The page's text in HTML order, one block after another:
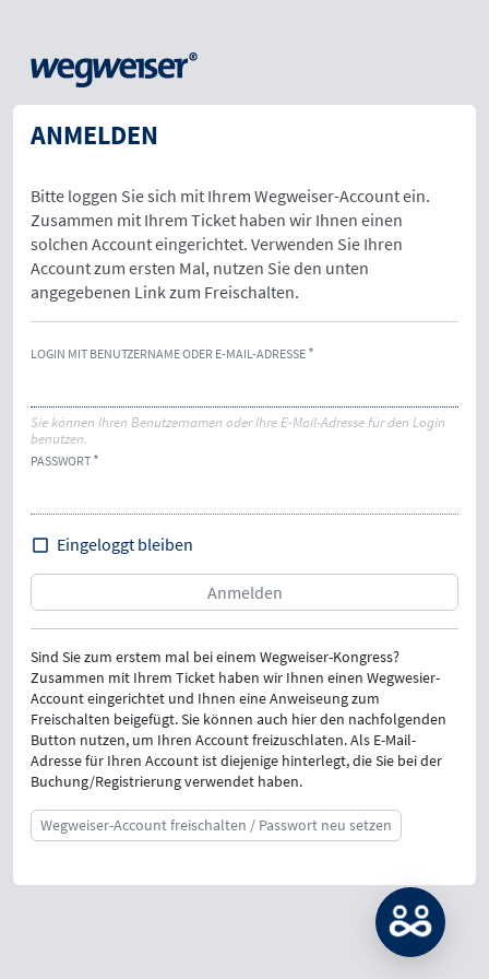
ANMELDEN
Bitte loggen Sie sich mit Ihrem Wegweiser-Account ein.
Zusammen mit Ihrem Ticket haben wir Ihnen einen
solchen Account eingerichtet. Verwenden Sie Ihren
Account zum ersten Mal, nutzen Sie den unten
angegebenen Link zum Freischalten.
LOGIN MIT BENUTZERNAME ODER E-MAIL-ADRESSE
Sie können Ihren Benutzernamen oder Ihre E-Mail-Adresse für den Login
benutzen.
PASSWORT
Eingeloggt bleiben
Sind Sie zum erstem mal bei einem Wegweiser-Kongress?
Zusammen mit Ihrem Ticket haben wir Ihnen einen Wegwesier-
Account eingerichtet und Ihnen eine Anweiseung zum
Freischalten beigefügt. Sie können auch hier den nachfolgenden
Button nutzen, um Ihren Account freizuschlaten. Als E-Mail-
Adresse für Ihren Account ist diejenige hinterlegt, die Sie bei der
Buchung/Registrierung verwendet haben.
Wegweiser-Account freischalten / Passwort neu setzen